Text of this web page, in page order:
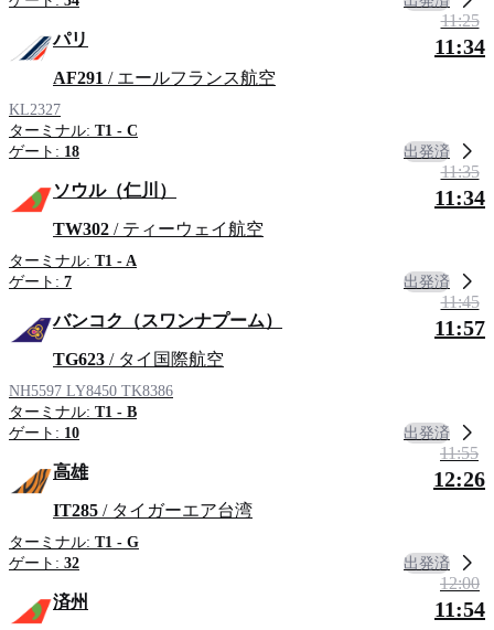
パリ
AF291 / エールフランス航空
KL2327
ターミナル: T1 - C
ゲート: 18
11:25
11:34
出発済
ソウル（仁川）
TW302 / ティーウェイ航空
ターミナル: T1 - A
ゲート: 7
11:35
11:34
出発済
バンコク（スワンナプーム）
TG623 / タイ国際航空
NH5597 LY8450 TK8386
ターミナル: T1 - B
ゲート: 10
11:45
11:57
出発済
高雄
IT285 / タイガーエア台湾
ターミナル: T1 - G
ゲート: 32
11:55
12:26
出発済
済州
12:00
11:54